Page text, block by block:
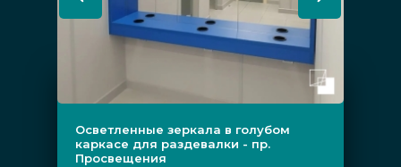
Осветленные зеркала в голубом
каркасе для раздевалки - пр.
Просвещения